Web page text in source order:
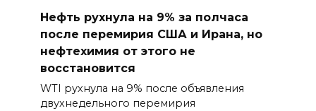
Нефть рухнула на 9% за полчаса
после перемирия США и Ирана, но
нефтехимия от этого не
восстановится
WTI рухнула на 9% после объявления
двухнедельного перемирия